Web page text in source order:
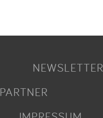
NEWSLETTER
PARTNER